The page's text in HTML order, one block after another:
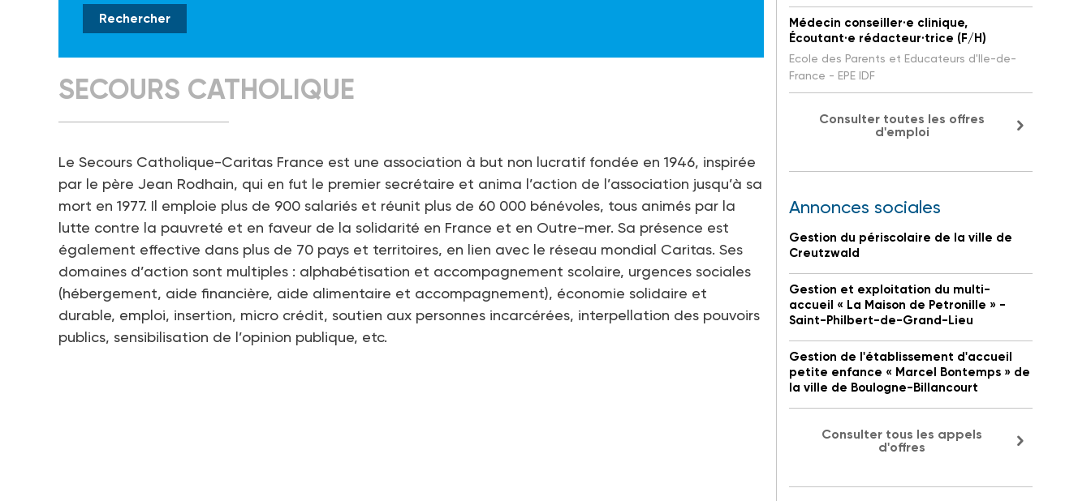
SECOURS CATHOLIQUE
Le Secours Catholique-Caritas France est une association à but non lucratif fondée en 1946, inspirée
par le père Jean Rodhain, qui en fut le premier secrétaire et anima l’action de l’association jusqu’à sa
mort en 1977. Il emploie plus de 900 salariés et réunit plus de 60 000 bénévoles, tous animés par la
lutte contre la pauvreté et en faveur de la solidarité en France et en Outre-mer. Sa présence est
également effective dans plus de 70 pays et territoires, en lien avec le réseau mondial Caritas. Ses
domaines d’action sont multiples : alphabétisation et accompagnement scolaire, urgences sociales
(hébergement, aide financière, aide alimentaire et accompagnement), économie solidaire et
durable, emploi, insertion, micro crédit, soutien aux personnes incarcérées, interpellation des pouvoirs
publics, sensibilisation de l’opinion publique, etc.
Médecin conseiller·e clinique,
Écoutant·e rédacteur·trice (F/H)
Ecole des Parents et Educateurs d'Ile-de-
France - EPE IDF
Consulter toutes les offres
d'emploi
Annonces sociales
Gestion du périscolaire de la ville de
Creutzwald
Gestion et exploitation du multi-
accueil « La Maison de Petronille » -
Saint-Philbert-de-Grand-Lieu
Gestion de l'établissement d'accueil
petite enfance « Marcel Bontemps » de
la ville de Boulogne-Billancourt
Consulter tous les appels
d'offres